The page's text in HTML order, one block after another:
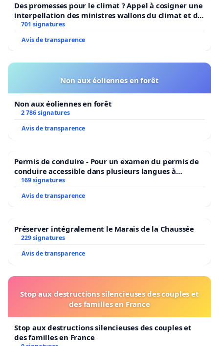
Des promesses pour le climat ? Appel à cosigner une
interpellation des ministres wallons du climat et de
l’environnement.
701 signatures
Avis de transparence
Non aux éoliennes en forêt
Non aux éoliennes en forêt
2 786 signatures
Avis de transparence
Permis de conduire - Pour un examen du permis de
conduire accessible dans plusieurs langues à
Bruxelles
169 signatures
Avis de transparence
Préserver intégralement le Marais de la Chaussée
229 signatures
Avis de transparence
Stop aux destructions silencieuses des couples et
des familles en France
Stop aux destructions silencieuses des couples et
des familles en France